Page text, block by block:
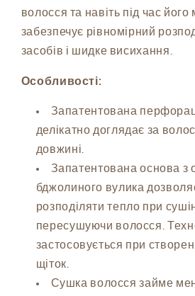
волосся та навіть під час
забезпечує рівномірний
засобів і шидке висихання.
Особливості:
Запатентована
делікатно доглядає за
довжині.
Запатентована основа з
бджолиного вулика
розподіляти тепло при
пересушуючи волосся.
застосовується при
щіток.
Сушка волосся займе